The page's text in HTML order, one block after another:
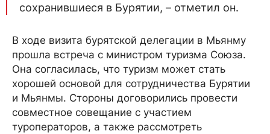
сохранившиеся в Бурятии, – отметил он.
В ходе визита бурятской делегации в Мьянму
прошла встреча с министром туризма Союза.
Она согласилась, что туризм может стать
хорошей основой для сотрудничества Бурятии
и Мьянмы. Стороны договорились провести
совместное совещание с участием
туроператоров, а также рассмотреть